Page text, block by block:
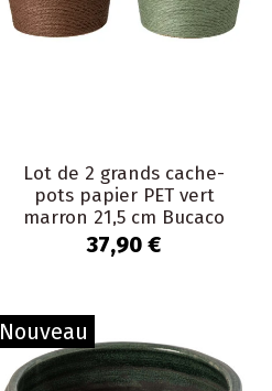
Lot de 2 grands cache-
pots papier PET vert
marron 21,5 cm Bucaco
37,90 €
Nouveau